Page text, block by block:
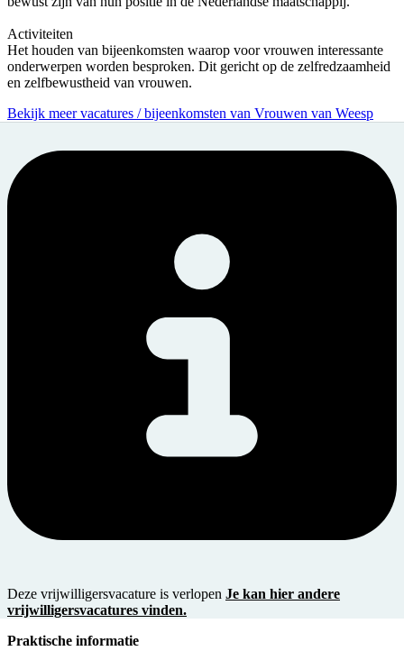
Activiteiten
Het houden van bijeenkomsten waarop voor vrouwen interessante
onderwerpen worden besproken. Dit gericht op de zelfredzaamheid
en zelfbewustheid van vrouwen.
Bekijk meer vacatures / bijeenkomsten van Vrouwen van Weesp
Deze vrijwilligersvacature is verlopen Je kan hier andere
vrijwilligersvacatures vinden.
Praktische informatie